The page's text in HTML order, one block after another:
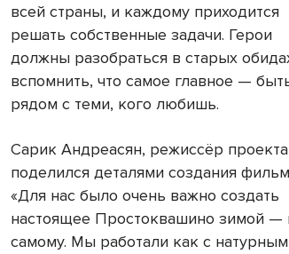
всей страны, и каждому приходится
решать собственные задачи. Герои
должны разобраться в старых
вспомнить, что самое главное —
рядом с теми, кого любишь.
Сарик Андреасян, режиссёр
поделился деталями создания
«Для нас было очень важно создать
настоящее Простоквашино зимой —
самому. Мы работали как с